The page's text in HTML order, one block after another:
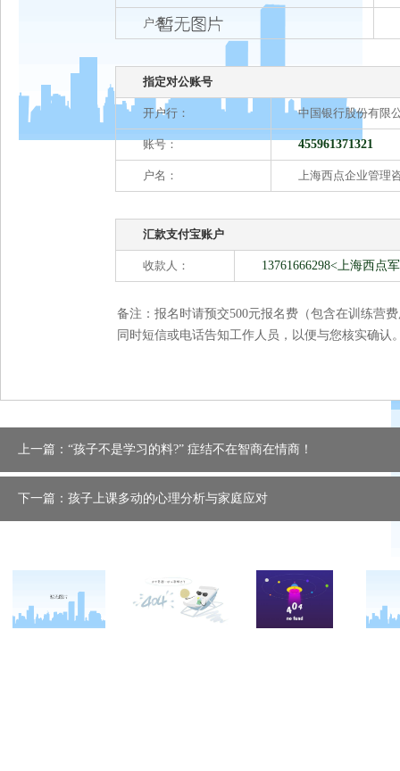
户名：
指定对公账号
开户行： 中国银行股份有限
账号： 455961371321
户名： 上海西点企业管理
汇款支付宝账户
收款人： 13761666298<上海西点
备注：报名时请预交500元报名费（包含在训练营
同时短信或电话告知工作人员，以便与您核实确认
上一篇：“孩子不是学习的料?” 症结不在智商在情商！
下一篇：孩子上课多动的心理分析与家庭应对